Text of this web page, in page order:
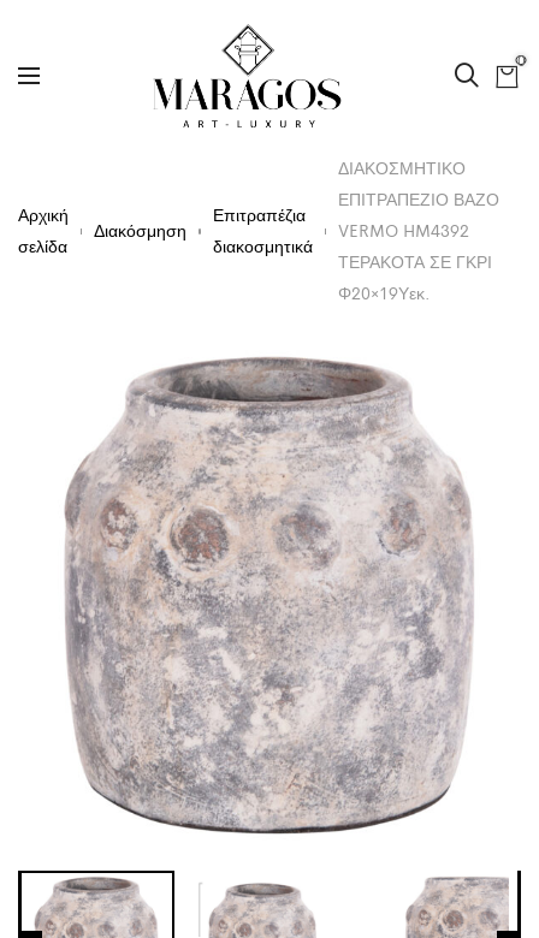
0
Αρχική
σελίδα
Διακόσμηση
Επιτραπέζια
διακοσμητικά
ΔΙΑΚΟΣΜΗΤΙΚΟ
ΕΠΙΤΡΑΠΕΖΙΟ ΒΑΖΟ
VERMO HM4392
ΤΕΡΑΚΟΤΑ ΣΕ ΓΚΡΙ
Φ20×19Υεκ.